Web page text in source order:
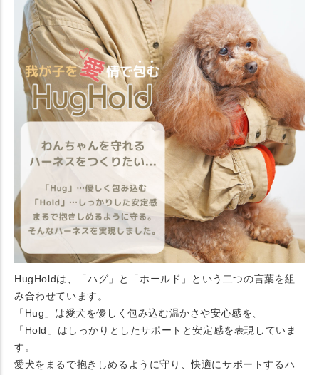
HugHoldは、「ハグ」と「ホールド」という二つの言葉を組
み合わせています。
「Hug」は愛犬を優しく包み込む温かさや安心感を、
「Hold」はしっかりとしたサポートと安定感を表現していま
す。
愛犬をまるで抱きしめるように守り、快適にサポートするハ